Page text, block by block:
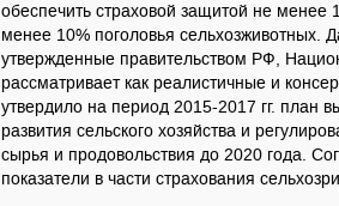
обеспечить страховой защитой не
менее 10% поголовья сельхозживотных.
утвержденные правительством РФ,
рассматривает как реалистичные и
утвердило на период 2015-2017 гг. план
развития сельского хозяйства и
сырья и продовольствия до 2020 года.
показатели в части страхования